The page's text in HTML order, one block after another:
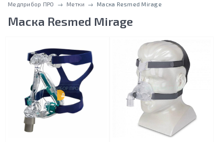
Медприбор ПРО → Метки → Маска Resmed Mirage
Маска Resmed Mirage
ДЕТСКАЯ